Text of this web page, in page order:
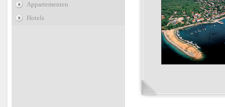
Appartementen
Hotels